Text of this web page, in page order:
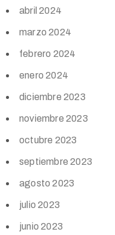
abril 2024
marzo 2024
febrero 2024
enero 2024
diciembre 2023
noviembre 2023
octubre 2023
septiembre 2023
agosto 2023
julio 2023
junio 2023